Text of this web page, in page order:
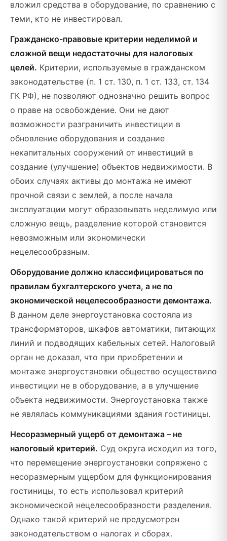
вложил средства в оборудование, по сравнению с
теми, кто не инвестировал.
Гражданско-правовые критерии неделимой и
сложной вещи недостаточны для налоговых
целей. Критерии, используемые в гражданском
законодательстве (п. 1 ст. 130, п. 1 ст. 133, ст. 134
ГК РФ), не позволяют однозначно решить вопрос
о праве на освобождение. Они не дают
возможности разграничить инвестиции в
обновление оборудования и создание
некапитальных сооружений от инвестиций в
создание (улучшение) объектов недвижимости. В
обоих случаях активы до монтажа не имеют
прочной связи с землей, а после начала
эксплуатации могут образовывать неделимую или
сложную вещь, разделение которой становится
невозможным или экономически
нецелесообразным.
Оборудование должно классифицироваться по
правилам бухгалтерского учета, а не по
экономической нецелесообразности демонтажа.
В данном деле энергоустановка состояла из
трансформаторов, шкафов автоматики, питающих
линий и подводящих кабельных сетей. Налоговый
орган не доказал, что при приобретении и
монтаже энергоустановки общество осуществило
инвестиции не в оборудование, а в улучшение
объекта недвижимости. Энергоустановка также
не являлась коммуникациями здания гостиницы.
Несоразмерный ущерб от демонтажа – не
налоговый критерий. Суд округа исходил из того,
что перемещение энергоустановки сопряжено с
несоразмерным ущербом для функционирования
гостиницы, то есть использовал критерий
экономической нецелесообразности разделения.
Однако такой критерий не предусмотрен
законодательством о налогах и сборах.